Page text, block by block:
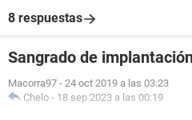
8 respuestas
Sangrado de
Macorra97 - 24 oct 2019 a las 03:23
Chelo - 18 sep 2023 a las 00:19